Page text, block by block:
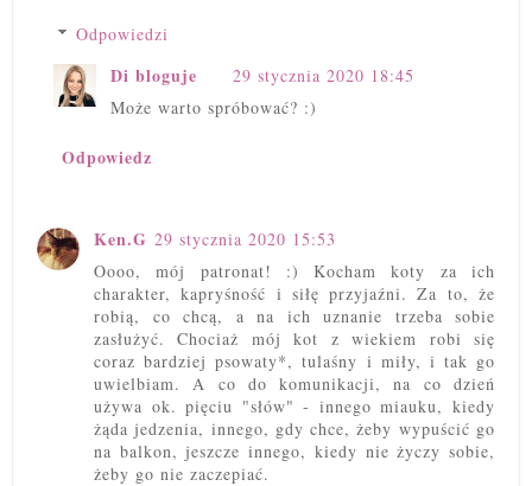
Odpowiedzi
Di bloguje
29 stycznia 2020 18:45
Może warto spróbować? :)
Odpowiedz
Ken.G 29 stycznia 2020 15:53
Oooo, mój patronat! :) Kocham koty za ich
charakter, kapryśność i siłę przyjaźni. Za to, że
robią, co chcą, a na ich uznanie trzeba sobie
zasłużyć. Chociaż mój kot z wiekiem robi się
coraz bardziej psowaty*, tulaśny i miły, i tak go
uwielbiam. A co do komunikacji, na co dzień
używa ok. pięciu "słów" - innego miauku, kiedy
żąda jedzenia, innego, gdy chce, żeby wypuścić go
na balkon, jeszcze innego, kiedy nie życzy sobie,
żeby go nie zaczepiać.